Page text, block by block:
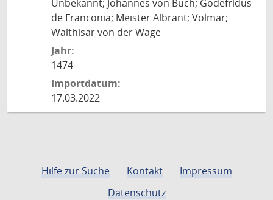
Unbekannt; Johannes von Buch; Godefridus
de Franconia; Meister Albrant; Volmar;
Walthisar von der Wage
Jahr:
1474
Importdatum:
17.03.2022
Hilfe zur Suche Kontakt
Impressum
Datenschutz